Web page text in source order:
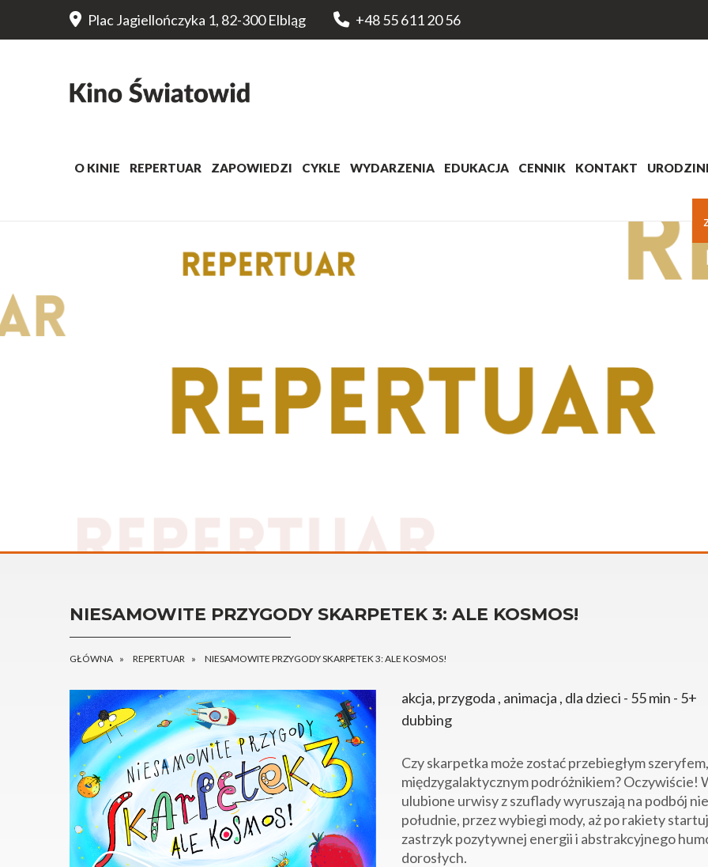
Plac Jagiellończyka 1, 82-300 Elbląg +48 55 611 20 56
O KINIE REPERTUAR ZAPOWIEDZI CYKLE WYDARZENIA EDUKACJA CENNIK KONTAKT
NIESAMOWITE PRZYGODY SKARPETEK 3: ALE KOSMOS!
GŁÓWNA REPERTUAR NIESAMOWITE PRZYGODY SKARPETEK 3: ALE KOSMOS!
akcja, przygoda , animacja , dla dzieci - 55 min - 5+
dubbing
Czy skarpetka może zostać przebiegłym
międzygalaktycznym podróżnikiem? Oczywiście!
ulubione urwisy z szuflady wyruszają na podbój
południe, przez wybiegi mody, aż po rakiety
zastrzyk pozytywnej energii i abstrakcyjnego
dorosłych.